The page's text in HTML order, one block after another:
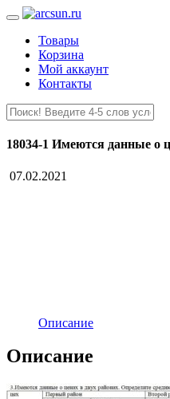
Товары
Корзина
Мой аккаунт
Контакты
18034-1 Имеются данные о
07.02.2021
Описание
Описание